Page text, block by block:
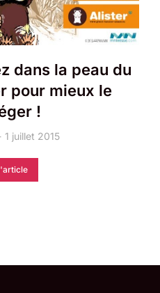
dans la peau du
pour mieux le
!
1 juillet 2015